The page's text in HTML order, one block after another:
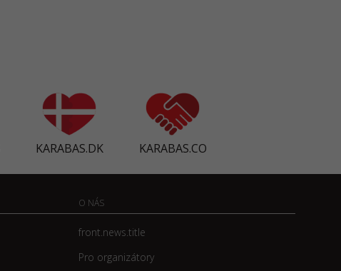
KARABAS.DK KARABAS.CO
O NÁS
front.news.title
Pro organizátory